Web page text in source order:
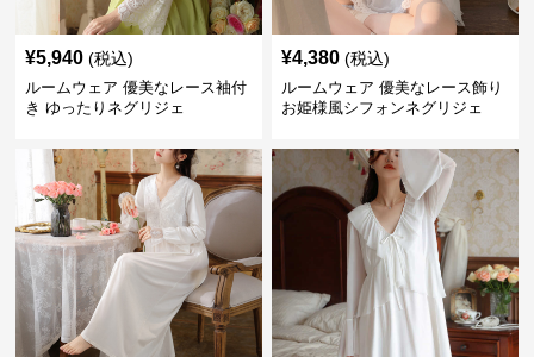
¥5,940 (税込)
ルームウェア 優美なレース袖付
き ゆったりネグリジェ
¥4,380 (税込)
ルームウェア 優美なレース飾り
お姫様風シフォンネグリジェ